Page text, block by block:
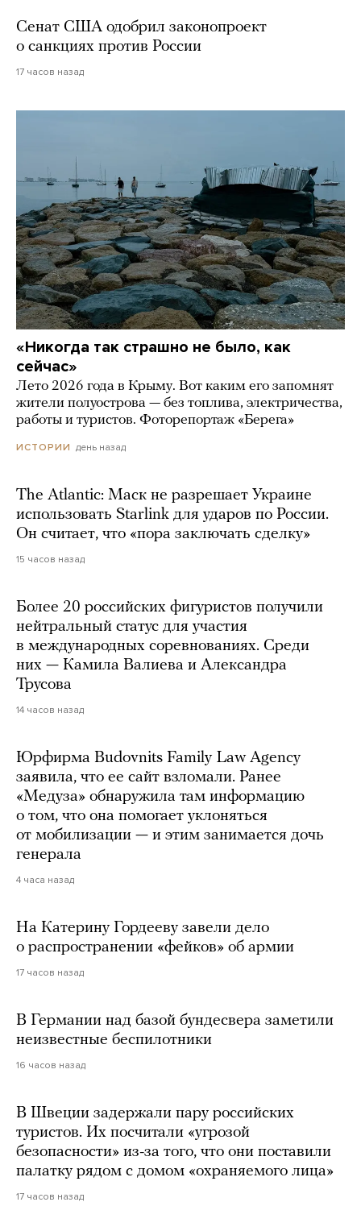
Сенат США одобрил законопроект
о санкциях против России
17 часов назад
«Никогда так страшно не было, как
сейчас»
Лето 2026 года в Крыму. Вот каким его запомнят
жители полуострова — без топлива, электричества,
работы и туристов. Фоторепортаж «Берега»
ИСТОРИИ день назад
The Atlantic: Маск не разрешает Украине
использовать Starlink для ударов по России.
Он считает, что «пора заключать сделку»
15 часов назад
Более 20 российских фигуристов получили
нейтральный статус для участия
в международных соревнованиях. Среди
них — Камила Валиева и Александра
Трусова
14 часов назад
Юрфирма Budovnits Family Law Agency
заявила, что ее сайт взломали. Ранее
«Медуза» обнаружила там информацию
о том, что она помогает уклоняться
от мобилизации — и этим занимается дочь
генерала
4 часа назад
На Катерину Гордееву завели дело
о распространении «фейков» об армии
17 часов назад
В Германии над базой бундесвера заметили
неизвестные беспилотники
16 часов назад
В Швеции задержали пару российских
туристов. Их посчитали «угрозой
безопасности» из-за того, что они поставили
палатку рядом с домом «охраняемого лица»
17 часов назад